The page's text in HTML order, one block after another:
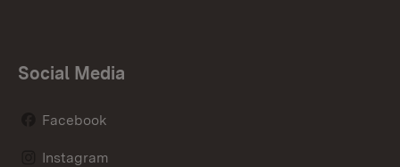
Social Media
Facebook
Instagram